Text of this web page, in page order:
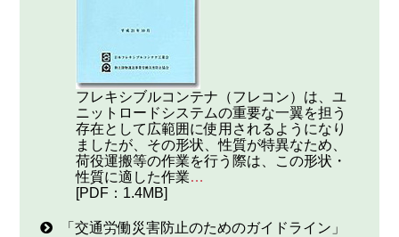
フレキシブルコンテナ（フレコン）は、ユ
ニットロードシステムの重要な一翼を担う
存在として広範囲に使用されるようになり
ましたが、その形状、性質が特異なため、
荷役運搬等の作業を行う際は、この形状・
性質に適した作業…
[PDF：1.4MB]
「交通労働災害防止のためのガイドライン」